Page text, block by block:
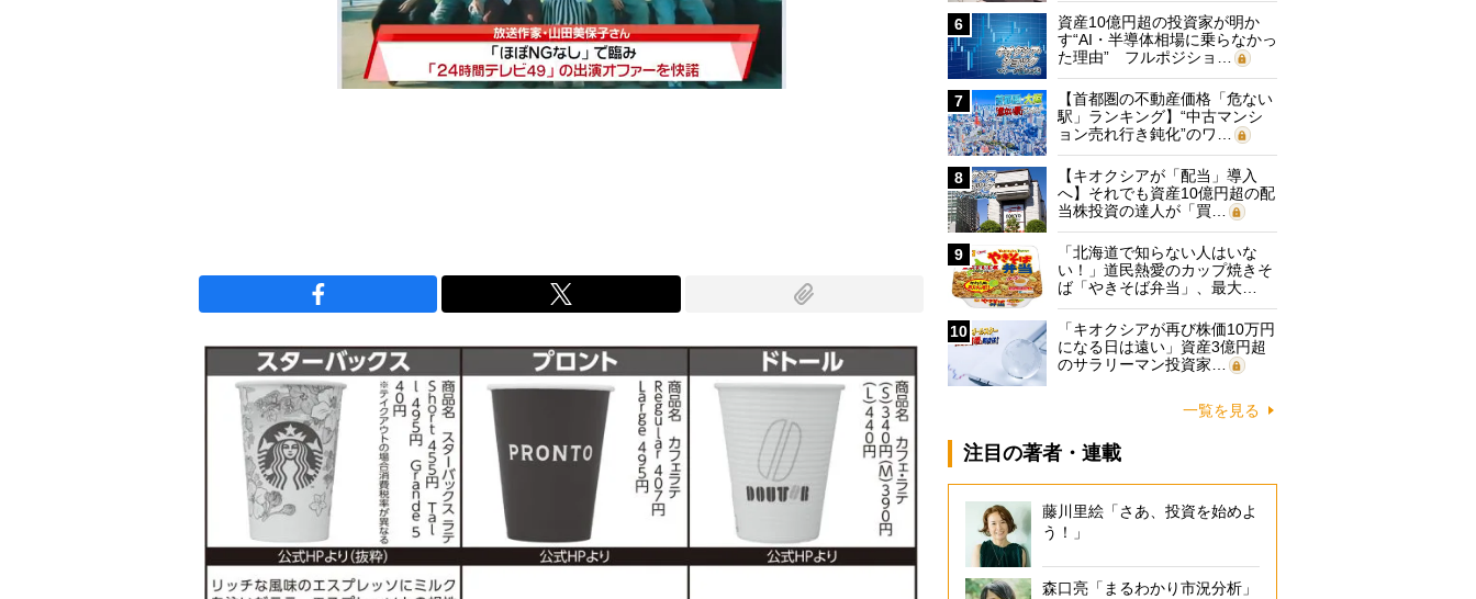
6
資産10億円超の投資家が明か
す“AI・半導体相場に乗らなかっ
た理由” フルポジショ…
7
【首都圏の不動産価格「危ない
駅」ランキング】“中古マンシ
ョン売れ行き鈍化”のワ…
8
【キオクシアが「配当」導入
へ】それでも資産10億円超の配
当株投資の達人が「買…
9
「北海道で知らない人はいな
い！」道民熱愛のカップ焼きそ
ば「やきそば弁当」、最大…
10
「キオクシアが再び株価10万円
になる日は遠い」資産3億円超
のサラリーマン投資家…
一覧を見る
注目の著者・連載
藤川里絵「さあ、投資を始めよ
う！」
森口亮「まるわかり市況分析」